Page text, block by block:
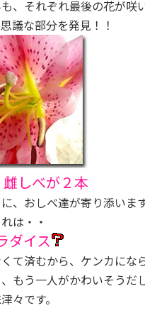
:
、それぞれ最後の花が咲
議な部分を発見！！
しべが２本
、おしべ達が寄り添います
は・・
ダイス
て済むから、ケンカにな
もう一人がかわいそうだ
々です。